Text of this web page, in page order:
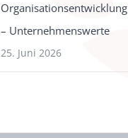
Organisationsentwicklung
– Unternehmenswerte
25. Juni 2026